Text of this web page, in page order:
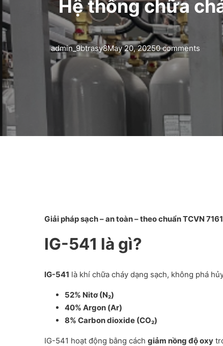
Hệ thống chữa
admin_9btrasy8May 20, 20250 comments
Giải pháp sạch – an toàn – theo chuẩn TCVN
IG-541 là gì?
IG-541 là khí chữa cháy dạng sạch, không phá
52% Nitơ (N₂)
40% Argon (Ar)
8% Carbon dioxide (CO₂)
IG-541 hoạt động bằng cách giảm nồng độ oxy